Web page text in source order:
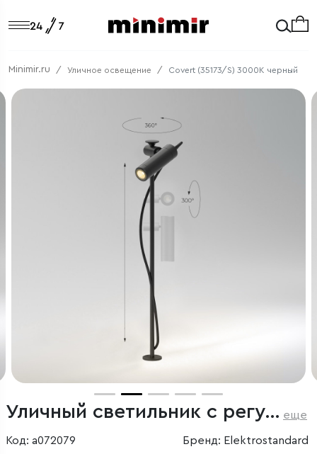
Minimir.ru Уличное освещение Covert (35173/S) 3000K черный
Уличный светильник с регулируемым плафоном Covert 3000K черный IP65 еще
Код: a072079 Бренд: Elektrostandard